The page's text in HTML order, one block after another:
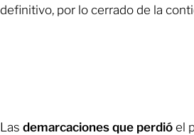
definitivo, por lo cerrado de la
Las demarcaciones que perdió el